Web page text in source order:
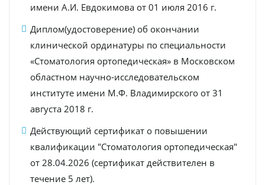
имени А.И. Евдокимова от 01 июля 2016 г.
Диплом(удостоверение) об окончании
клинической ординатуры по специальности
«Стоматология ортопедическая» в Московском
областном научно-исследовательском
институте имени М.Ф. Владимирского от 31
августа 2018 г.
Действующий сертификат о повышении
квалификации "Стоматология ортопедическая"
от 28.04.2026 (сертификат действителен в
течение 5 лет).